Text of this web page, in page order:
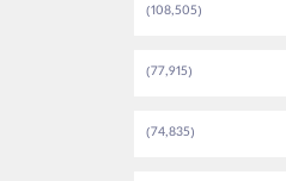
(108,505)
(77,915)
(74,835)